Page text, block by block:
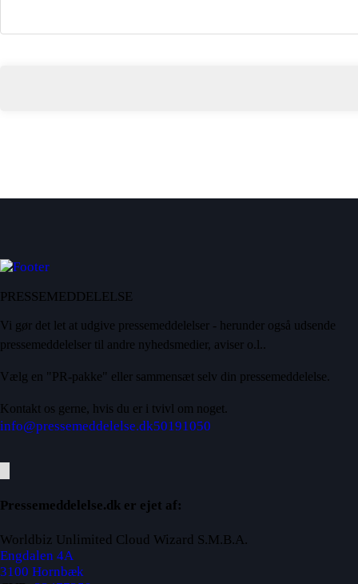
PRESSEMEDDELELSE
Vi gør det let at udgive pressemeddelelser - herunder også udsende
pressemeddelelser til andre nyhedsmedier, aviser o.l..
Vælg en "PR-pakke" eller sammensæt selv din pressemeddelelse.
Kontakt os gerne, hvis du er i tvivl om noget.
info@pressemeddelelse.dk50191050
Pressemeddelelse.dk er ejet af:
Worldbiz Unlimited Cloud Wizard S.M.B.A.
Engdalen 4A
3100 Hornbæk